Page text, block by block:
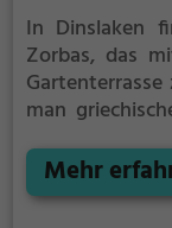
In Dinslaken
Zorbas, das
man
Mehr